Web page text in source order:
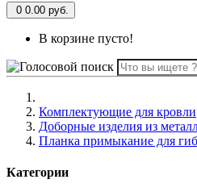
0 0.00 руб.
В корзине пусто!
Комплектующие для кровли
Доборные изделия из
Планка примыкание для
Категории